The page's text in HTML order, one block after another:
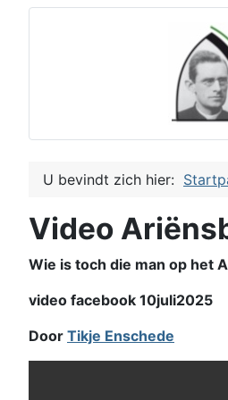
U bevindt zich hier:
Video
Wie is toch die man op het
video facebook 10juli2025
Door Tikje Enschede